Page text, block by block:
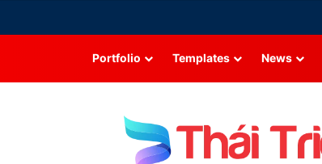
Portfolio Templates News